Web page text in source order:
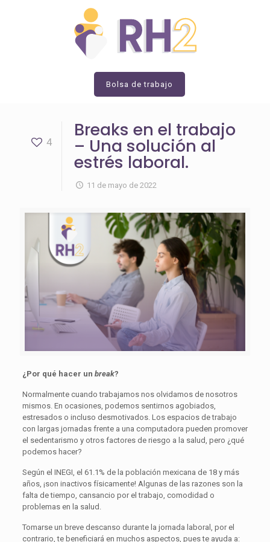
Bolsa de trabajo
4
Breaks en el trabajo
– Una solución al
estrés laboral.
11 de mayo de 2022
¿Por qué hacer un break?
Normalmente cuando trabajamos nos olvidamos de nosotros
mismos. En ocasiones, podemos sentirnos agobiados,
estresados o incluso desmotivados. Los espacios de trabajo
con largas jornadas frente a una computadora pueden promover
el sedentarismo y otros factores de riesgo a la salud, pero ¿qué
podemos hacer?
Según el INEGI, el 61.1% de la población mexicana de 18 y más
años, ¡son inactivos físicamente! Algunas de las razones son la
falta de tiempo, cansancio por el trabajo, comodidad o
problemas en la salud.
Tomarse un breve descanso durante la jornada laboral, por el
contrario, te beneficiará en muchos aspectos, pues te ayuda a: